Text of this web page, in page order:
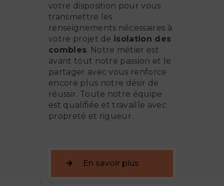
votre disposition pour vous
transmettre les
renseignements nécessaires à
votre projet de isolation des
combles. Notre métier est
avant tout notre passion et le
partager avec vous renforce
encore plus notre désir de
réussir. Toute notre équipe
est qualifiée et travaille avec
propreté et rigueur.
En savoir plus